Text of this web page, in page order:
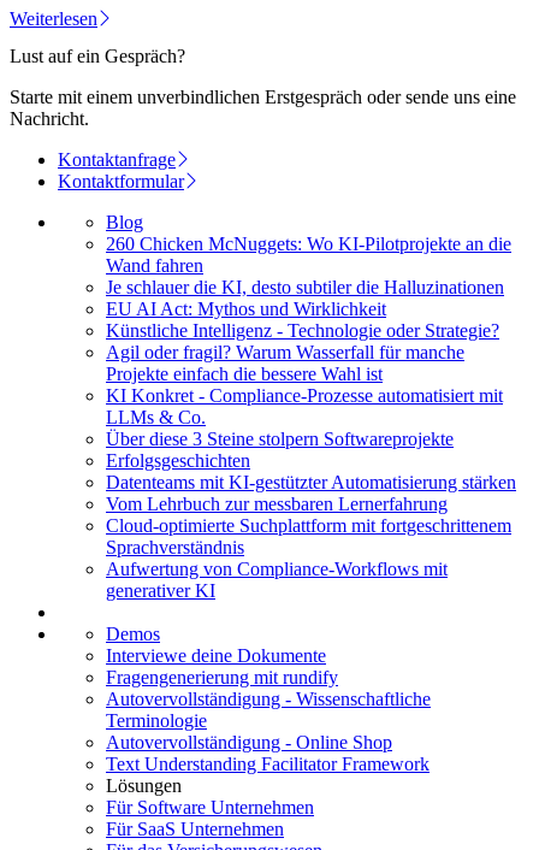
Weiterlesen
Lust auf ein Gespräch?
Starte mit einem unverbindlichen Erstgespräch oder sende uns eine
Nachricht.
Kontaktanfrage
Kontaktformular
Blog
260 Chicken McNuggets: Wo KI-Pilotprojekte an die
Wand fahren
Je schlauer die KI, desto subtiler die Halluzinationen
EU AI Act: Mythos und Wirklichkeit
Künstliche Intelligenz - Technologie oder Strategie?
Agil oder fragil? Warum Wasserfall für manche
Projekte einfach die bessere Wahl ist
KI Konkret - Compliance-Prozesse automatisiert mit
LLMs & Co.
Über diese 3 Steine stolpern Softwareprojekte
Erfolgsgeschichten
Datenteams mit KI-gestützter Automatisierung stärken
Vom Lehrbuch zur messbaren Lernerfahrung
Cloud-optimierte Suchplattform mit fortgeschrittenem
Sprachverständnis
Aufwertung von Compliance-Workflows mit
generativer KI
Demos
Interviewe deine Dokumente
Fragengenerierung mit rundify
Autovervollständigung - Wissenschaftliche
Terminologie
Autovervoll­ständigung - Online Shop
Text Understanding Facilitator Framework
Lösungen
Für Software Unternehmen
Für SaaS Unternehmen